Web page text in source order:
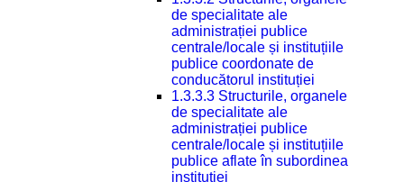
de specialitate ale
administrației publice
centrale/locale și instituțiile
publice coordonate de
conducătorul instituției
1.3.3.3 Structurile, organele
de specialitate ale
administrației publice
centrale/locale și instituțiile
publice aflate în subordinea
instituției